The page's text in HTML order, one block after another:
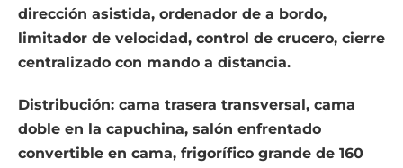
dirección asistida, ordenador de a bordo,
limitador de velocidad, control de crucero, cierre
centralizado con mando a distancia.
Distribución: cama trasera transversal, cama
doble en la capuchina, salón enfrentado
convertible en cama, frigorífico grande de 160